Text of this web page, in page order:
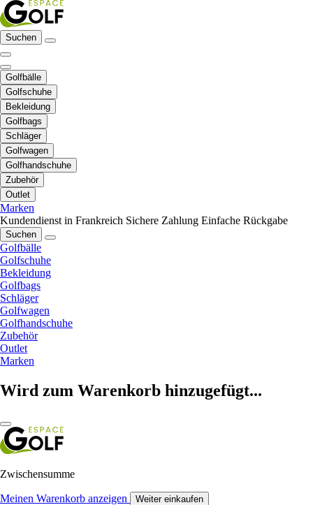
Suchen
Golfbälle
Golfschuhe
Bekleidung
Golfbags
Schläger
Golfwagen
Golfhandschuhe
Zubehör
Outlet
Marken
Kundendienst in Frankreich Sichere Zahlung Einfache Rückgabe
Suchen
Golfbälle
Golfschuhe
Bekleidung
Golfbags
Schläger
Golfwagen
Golfhandschuhe
Zubehör
Outlet
Marken
Wird zum Warenkorb hinzugefügt...
Zwischensumme
Meinen Warenkorb anzeigen Weiter einkaufen